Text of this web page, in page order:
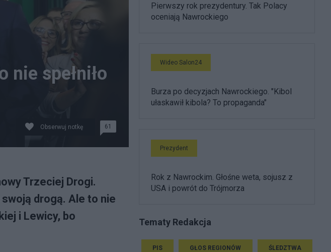
nie spełniło
Obserwuj notkę 61
Trzeciej Drogi.
drogą. Ale to nie
i Lewicy, bo
Pierwszy rok prezydentury. Tak Polacy
oceniają Nawrockiego
Wideo Salon24
Burza po decyzjach Nawrockiego. "Kibol
ułaskawił kibola? To propaganda"
Prezydent
Rok z Nawrockim. Głośne weta, sojusz z
USA i powrót do Trójmorza
Tematy Redakcja
PIS GŁOS REGIONÓW ŚLEDZTWA